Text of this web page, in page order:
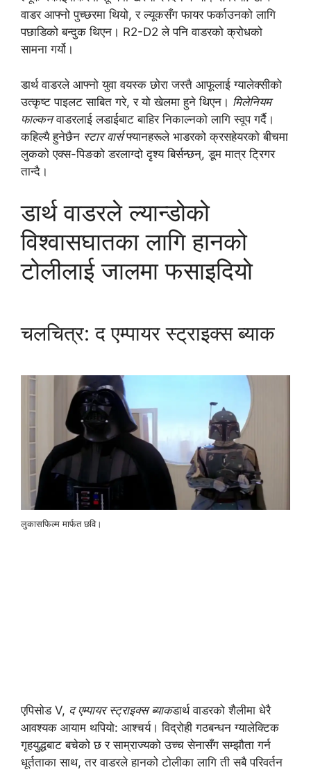
वाडर आफ्नो पुच्छरमा थियो, र ल्यूकसँग फायर फर्काउनको लागि
पछाडिको बन्दुक थिएन। R2-D2 ले पनि वाडरको क्रोधको
सामना गर्यो।
डार्थ वाडरले आफ्नो युवा वयस्क छोरा जस्तै आफूलाई ग्यालेक्सीको
उत्कृष्ट पाइलट साबित गरे, र यो खेलमा हुने थिएन। मिलेनियम
फाल्कनवाडरलाई लडाईबाट बाहिर निकाल्नको लागि स्वूप गर्दै।
कहिल्यै हुनेछैन स्टार वार्सफ्यानहरूले भाडरको क्रसहेयरको बीचमा
लुकको एक्स-पिङको डरलाग्दो दृश्य बिर्सन्छन्, डूम मात्र ट्रिगर
तान्दै।
डार्थ वाडरले ल्यान्डोको
विश्वासघातका लागि हानको
टोलीलाई जालमा फसाइदियो
चलचित्र: द एम्पायर स्ट्राइक्स ब्याक
लुकासफिल्म मार्फत छवि।
एपिसोड V, द एम्पायर स्ट्राइक्स ब्याकडार्थ वाडरको शैलीमा धेरै
आवश्यक आयाम थपियो: आश्चर्य। विद्रोही गठबन्धन ग्यालेक्टिक
गृहयुद्धबाट बचेको छ र साम्राज्यको उच्च सेनासँग सम्झौता गर्न
धूर्तताका साथ, तर वाडरले हानको टोलीका लागि ती सबै परिवर्तन